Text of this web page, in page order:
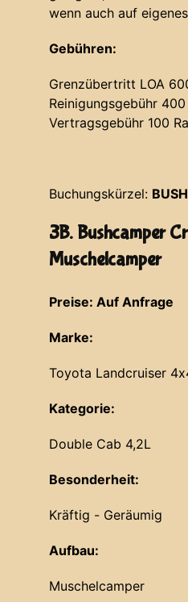
wenn auch auf
Gebühren:
Grenzübertritt LOA
Reinigungsgebühr
Vertragsgebühr 100
Buchungskürzel:
3B. Bushcamper
Muschelcamper
Preise: Auf Anfrage
Marke:
Toyota Landcruiser
Kategorie:
Double Cab 4,2L
Besonderheit:
Kräftig - Geräumig
Aufbau:
Muschelcamper